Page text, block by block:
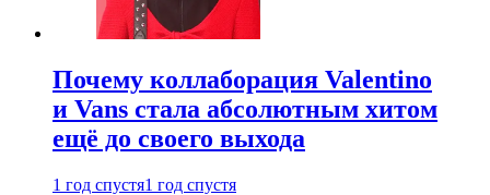
Почему коллаборация Valentino
и Vans стала абсолютным хитом
ещё до своего выхода
1 год спустя1 год спустя